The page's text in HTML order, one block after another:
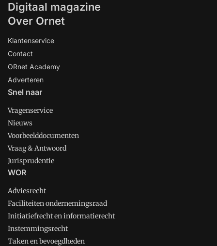
Digitaal magazine
Over Ornet
Klantenservice
Contact
ORnet Academy
Adverteren
Snel naar
Vragenservice
Nieuws
Voorbeelddocumenten
Vraag & Antwoord
Jurisprudentie
WOR
Adviesrecht
Faciliteiten ondernemingsraad
Initiatiefrecht en informatierecht
Instemmingsrecht
Taken en bevoegdheden